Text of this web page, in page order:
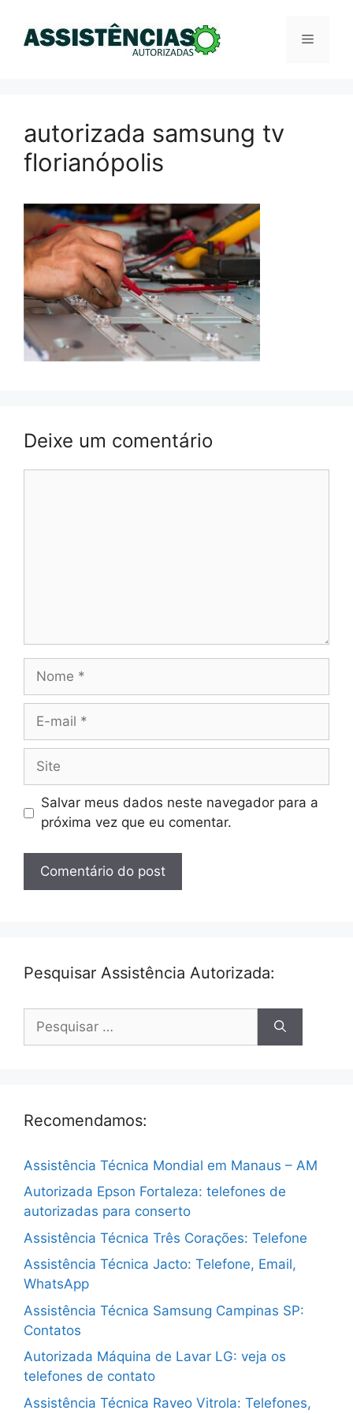
Menu
autorizada samsung tv
florianópolis
Deixe um comentário
Nome
Site
Salvar meus dados neste navegador para a
próxima vez que eu comentar.
Pesquisar Assistência Autorizada:
por:
Recomendamos:
Assistência Técnica Mondial em Manaus – AM
Autorizada Epson Fortaleza: telefones de
autorizadas para conserto
Assistência Técnica Três Corações: Telefone
Assistência Técnica Jacto: Telefone, Email,
WhatsApp
Assistência Técnica Samsung Campinas SP:
Contatos
Autorizada Máquina de Lavar LG: veja os
telefones de contato
Assistência Técnica Raveo Vitrola: Telefones,